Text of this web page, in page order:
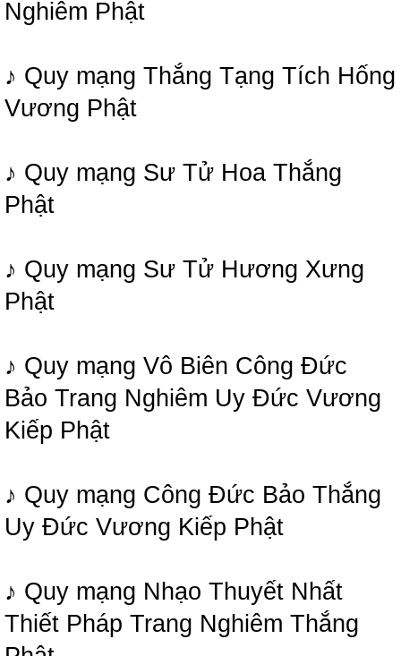
Nghiêm Phật
♪ Quy mạng Thắng Tạng Tích Hống
Vương Phật
♪ Quy mạng Sư Tử Hoa Thắng
Phật
♪ Quy mạng Sư Tử Hương Xưng
Phật
♪ Quy mạng Vô Biên Công Đức
Bảo Trang Nghiêm Uy Đức Vương
Kiếp Phật
♪ Quy mạng Công Đức Bảo Thắng
Uy Đức Vương Kiếp Phật
♪ Quy mạng Nhạo Thuyết Nhất
Thiết Pháp Trang Nghiêm Thắng